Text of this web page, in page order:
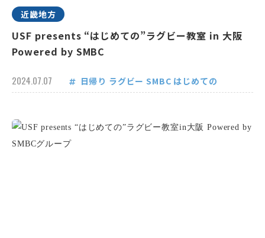
近畿地方
USF presents “はじめての”ラグビー教室 in 大阪
Powered by SMBC
2024.07.07 日帰り ラグビー SMBC はじめての